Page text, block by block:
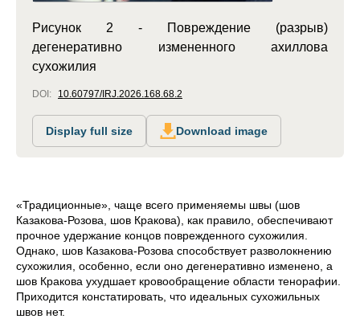
Рисунок 2 - Повреждение (разрыв)
дегенеративно измененного ахиллова
сухожилия
DOI: 10.60797/IRJ.2026.168.68.2
Display full size Download image
«Традиционные», чаще всего применяемы швы (шов
Казакова-Розова, шов Кракова), как правило, обеспечивают
прочное удержание концов поврежденного сухожилия.
Однако, шов Казакова-Розова способствует разволокнению
сухожилия, особенно, если оно дегенеративно изменено, а
шов Кракова ухудшает кровообращение области тенорафии.
Приходится констатировать, что идеальных сухожильных
швов нет.